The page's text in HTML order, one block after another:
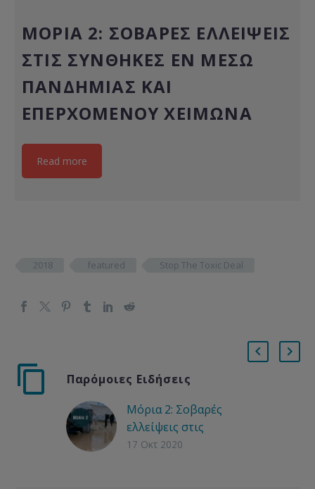
ΜΌΡΙΑ 2: ΣΟΒΑΡΈΣ ΕΛΛΕΊΨΕΙΣ
ΣΤΙΣ ΣΥΝΘΉΚΕΣ ΕΝ ΜΈΣΩ
ΠΑΝΔΗΜΊΑΣ ΚΑΙ
ΕΠΕΡΧΌΜΕΝΟΥ ΧΕΙΜΏΝΑ
Read more
2018 featured Stop The Toxic Deal
Παρόμοιες Ειδήσεις
Μόρια 2: Σοβαρές
ελλείψεις στις
συνθήκες εν μέσω
17 Οκτ 2020